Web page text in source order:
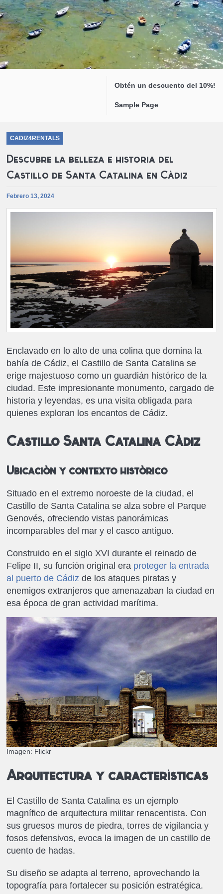
Obtén un descuento del 10%!
Sample Page
CADIZ4RENTALS
Descubre la belleza e historia del
Castillo de Santa Catalina en Cádiz
Febrero 13, 2024
Enclavado en lo alto de una colina que domina la
bahía de Cádiz, el Castillo de Santa Catalina se
erige majestuoso como un guardián histórico de la
ciudad. Este impresionante monumento, cargado de
historia y leyendas, es una visita obligada para
quienes exploran los encantos de Cádiz.
Castillo Santa Catalina Cádiz
Ubicación y contexto histórico
Situado en el extremo noroeste de la ciudad, el
Castillo de Santa Catalina se alza sobre el Parque
Genovés, ofreciendo vistas panorámicas
incomparables del mar y el casco antiguo.
Construido en el siglo XVI durante el reinado de
Felipe II, su función original era proteger la entrada
al puerto de Cádiz de los ataques piratas y
enemigos extranjeros que amenazaban la ciudad en
esa época de gran actividad marítima.
Imagen: Flickr
Arquitectura y características
El Castillo de Santa Catalina es un ejemplo
magnífico de arquitectura militar renacentista. Con
sus gruesos muros de piedra, torres de vigilancia y
fosos defensivos, evoca la imagen de un castillo de
cuento de hadas.
Su diseño se adapta al terreno, aprovechando la
topografía para fortalecer su posición estratégica.